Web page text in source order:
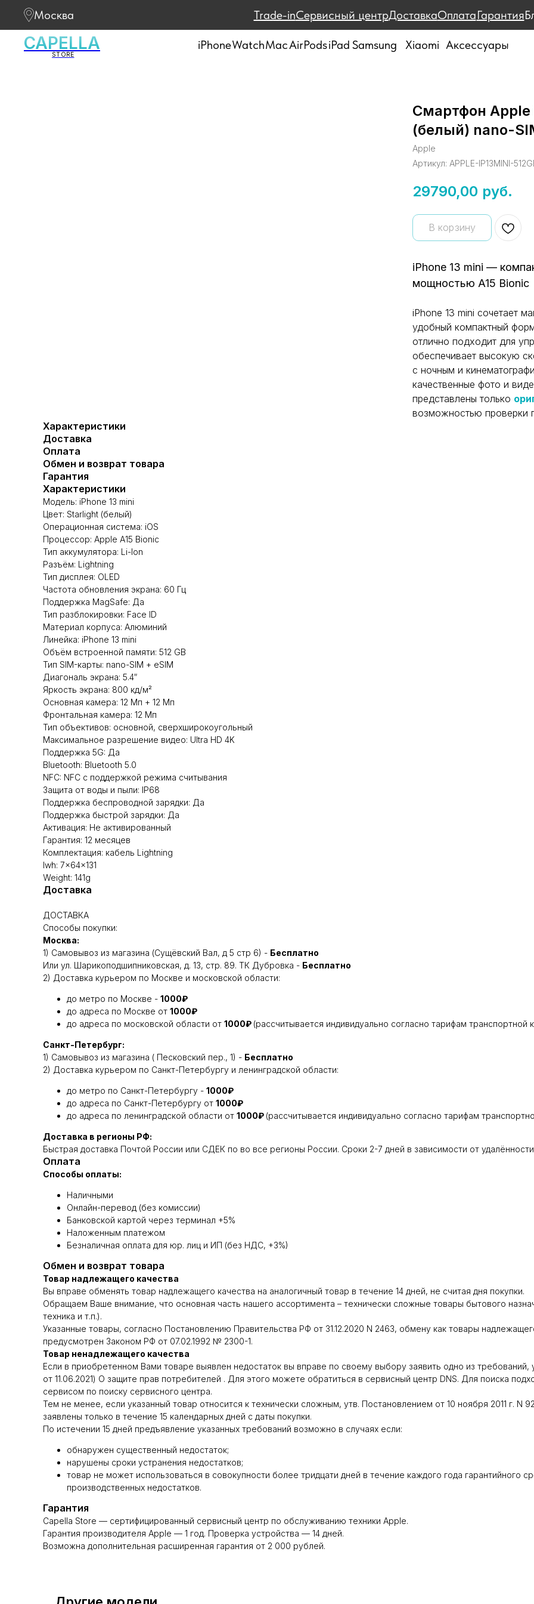
Москва Trade-inСервисный центрДоставкаОплатаГарантия
CAPELLA
STORE
iPhoneWatchMacAirPodsiPad Samsung Xiaomi Аксессуары
Смартфон Apple
(белый) nano-
Apple
Артикул: APPLE-IP13MINI-
29790,00 руб.
В корзину
iPhone 13 mini —
мощностью A15 Bionic
iPhone 13 mini сочетает
удобный компактный
отлично подходит для
обеспечивает высокую
с ночным и
качественные фото и
представлены только
возможностью проверки
Характеристики
Доставка
Оплата
Обмен и возврат товара
Гарантия
Характеристики
Модель: iPhone 13 mini
Цвет: Starlight (белый)
Операционная система: iOS
Процессор: Apple A15 Bionic
Тип аккумулятора: Li-Ion
Разъём: Lightning
Тип дисплея: OLED
Частота обновления экрана: 60 Гц
Поддержка MagSafe: Да
Тип разблокировки: Face ID
Материал корпуса: Алюминий
Линейка: iPhone 13 mini
Объём встроенной памяти: 512 GB
Тип SIM-карты: nano-SIM + eSIM
Диагональ экрана: 5.4″
Яркость экрана: 800 кд/м²
Основная камера: 12 Мп + 12 Мп
Фронтальная камера: 12 Мп
Тип объективов: основной, сверхширокоугольный
Максимальное разрешение видео: Ultra HD 4K
Поддержка 5G: Да
Bluetooth: Bluetooth 5.0
NFC: NFC с поддержкой режима считывания
Защита от воды и пыли: IP68
Поддержка беспроводной зарядки: Да
Поддержка быстрой зарядки: Да
Активация: Не активированный
Гарантия: 12 месяцев
Комплектация: кабель Lightning
lwh: 7x64x131
Weight: 141g
Доставка
ДОСТАВКА
Способы покупки:
Москва:
1) Самовывоз из магазина (Сущёвский Вал, д 5 стр 6) - Бесплатно
Или ул. Шарикоподшипниковская, д. 13, стр. 89. ТК Дубровка - Бесплатно
2) Доставка курьером по Москве и московской области:
до метро по Москве - 1000₽
до адреса по Москве от 1000₽
до адреса по московской области от 1000₽ (рассчитывается индивидуально согласно тарифам транспортной
Санкт-Петербург:
1) Самовывоз из магазина ( Песковский пер., 1) - Бесплатно
2) Доставка курьером по Санкт-Петербургу и ленинградской области:
до метро по Санкт-Петербургу - 1000₽
до адреса по Санкт-Петербургу от 1000₽
до адреса по ленинградской области от 1000₽ (рассчитывается индивидуально согласно тарифам
Доставка в регионы РФ:
Быстрая доставка Почтой России или СДЕК по во все регионы России. Сроки 2-7 дней в зависимости от
Оплата
Способы оплаты:
Наличными
Онлайн-перевод (без комиссии)
Банковской картой через терминал +5%
Наложенным платежом
Безналичная оплата для юр. лиц и ИП (без НДС, +3%)
Обмен и возврат товара
Товар надлежащего качества
Вы вправе обменять товар надлежащего качества на аналогичный товар в течение 14 дней, не считая дня покупки.
Обращаем Ваше внимание, что основная часть нашего ассортимента – технически сложные товары бытового
техника и т.п.).
Указанные товары, согласно Постановлению Правительства РФ от 31.12.2020 N 2463, обмену как товары
предусмотрен Законом РФ от 07.02.1992 № 2300-1.
Товар ненадлежащего качества
Если в приобретенном Вами товаре выявлен недостаток вы вправе по своему выбору заявить одно из требований,
от 11.06.2021) О защите прав потребителей . Для этого можете обратиться в сервисный центр DNS. Для поиска
сервисом по поиску сервисного центра.
Тем не менее, если указанный товар относится к технически сложным, утв. Постановлением от 10 ноября 2011 г. N
заявлены только в течение 15 календарных дней с даты покупки.
По истечении 15 дней предъявление указанных требований возможно в случаях если:
обнаружен существенный недостаток;
нарушены сроки устранения недостатков;
товар не может использоваться в совокупности более тридцати дней в течение каждого года гарантийного
производственных недостатков.
Гарантия
Capella Store — сертифицированный сервисный центр по обслуживанию техники Apple.
Гарантия производителя Apple — 1 год. Проверка устройства — 14 дней.
Возможна дополнительная расширенная гарантия от 2 000 рублей.